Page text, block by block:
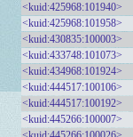
<kuid:425968:101940>
<kuid:425968:101958>
<kuid:430835:100003>
<kuid:433748:101073>
<kuid:434968:101924>
<kuid:444517:100106>
<kuid:444517:100192>
<kuid:445266:100007>